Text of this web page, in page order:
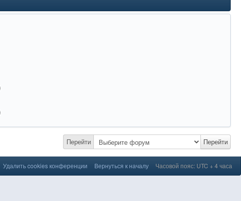
Перейти Перейти
Удалить cookies конференции Вернуться к началу Часовой пояс: UTC + 4 часа